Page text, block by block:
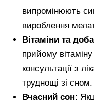
випромінюють
вироблення
Вітаміни та
прийому
консультації з
труднощі зі сном.
Вчасний сон: